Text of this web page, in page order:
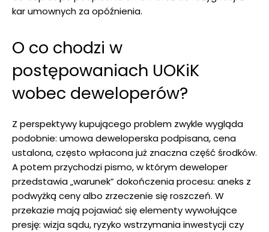
kar umownych za opóźnienia.
O co chodzi w
postępowaniach UOKiK
wobec deweloperów?
Z perspektywy kupującego problem zwykle wygląda
podobnie: umowa deweloperska podpisana, cena
ustalona, często wpłacona już znaczna część środków.
A potem przychodzi pismo, w którym deweloper
przedstawia „warunek” dokończenia procesu: aneks z
podwyżką ceny albo zrzeczenie się roszczeń. W
przekazie mają pojawiać się elementy wywołujące
presję: wizja sądu, ryzyko wstrzymania inwestycji czy